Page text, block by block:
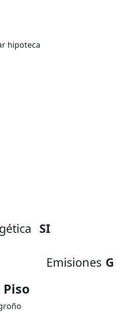
hipoteca
SI
Emisiones G